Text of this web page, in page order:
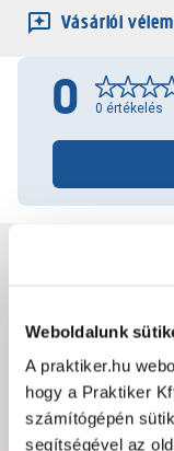
Weboldalunk
A praktiker.hu
hogy a Praktiker
számítógépén
segítségével az
Vásárlói
0 0 értékelés
Csomagolási